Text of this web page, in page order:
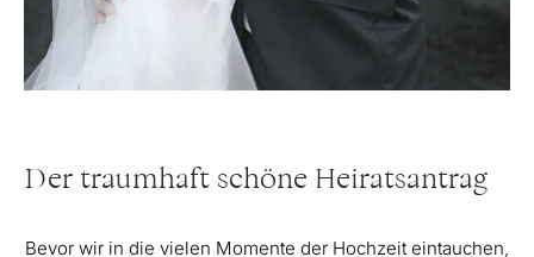
Der traumhaft schöne Heiratsantrag
Bevor wir in die vielen Momente der Hochzeit eintauchen,